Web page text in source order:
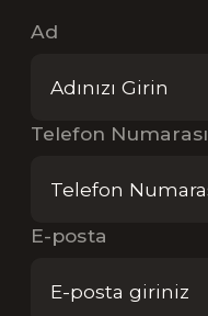
Ad
Telefon Numarası
E-posta